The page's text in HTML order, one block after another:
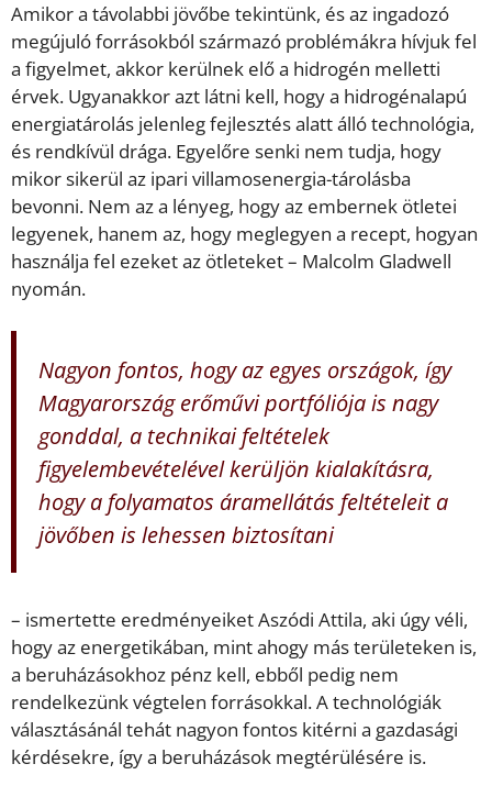
Amikor a távolabbi jövőbe tekintünk, és az ingadozó
megújuló forrásokból származó problémákra hívjuk fel
a figyelmet, akkor kerülnek elő a hidrogén melletti
érvek. Ugyanakkor azt látni kell, hogy a hidrogénalapú
energiatárolás jelenleg fejlesztés alatt álló technológia,
és rendkívül drága. Egyelőre senki nem tudja, hogy
mikor sikerül az ipari villamosenergia-tárolásba
bevonni. Nem az a lényeg, hogy az embernek ötletei
legyenek, hanem az, hogy meglegyen a recept, hogyan
használja fel ezeket az ötleteket – Malcolm Gladwell
nyomán.
Nagyon fontos, hogy az egyes országok, így
Magyarország erőművi portfóliója is nagy
gonddal, a technikai feltételek
figyelembevételével kerüljön kialakításra,
hogy a folyamatos áramellátás feltételeit a
jövőben is lehessen biztosítani
– ismertette eredményeiket Aszódi Attila, aki úgy véli,
hogy az energetikában, mint ahogy más területeken is,
a beruházásokhoz pénz kell, ebből pedig nem
rendelkezünk végtelen forrásokkal. A technológiák
választásánál tehát nagyon fontos kitérni a gazdasági
kérdésekre, így a beruházások megtérülésére is.